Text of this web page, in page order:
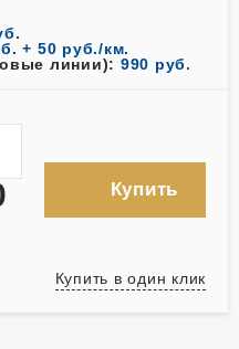
+ 50 руб./км.
линии): 990 руб.
Купить
Купить в один клик